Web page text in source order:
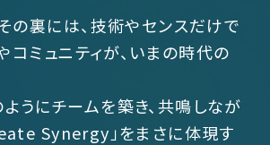
裏には、技術やセンスだけで
コミュニティが、いまの時代の
うにチームを築き、共鳴しなが
Synergy」をまさに体現す